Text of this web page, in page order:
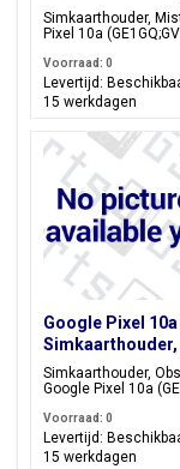
Simkaarthouder,
Pixel 10a
Voorraad: 0
Levertijd:
15 werkdagen
Google Pixel 10a
Simkaarthouder,
Simkaarthouder,
Google Pixel 10a
Voorraad: 0
Levertijd:
15 werkdagen